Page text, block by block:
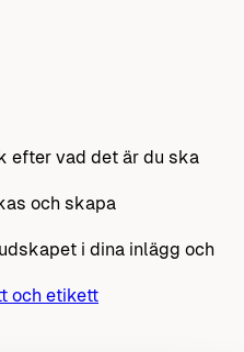
efter vad det är du ska
och skapa
i dina inlägg och
och etikett